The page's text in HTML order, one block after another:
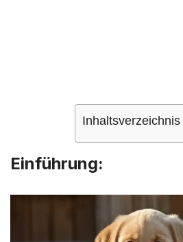
Inhaltsverzeichnis
Einführung: